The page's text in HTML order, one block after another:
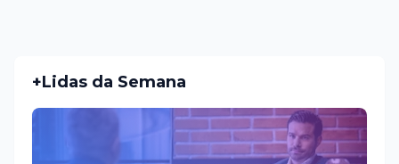
+Lidas da Semana